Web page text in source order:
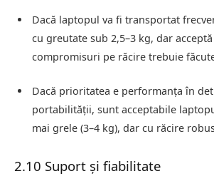
Dacă laptopul va fi transportat
cu greutate sub 2,5–3 kg, dar
compromisuri pe răcire trebuie
Dacă prioritatea e performanța în
portabilității, sunt acceptabile
mai grele (3–4 kg), dar cu răcire
2.10 Suport și fiabilitate